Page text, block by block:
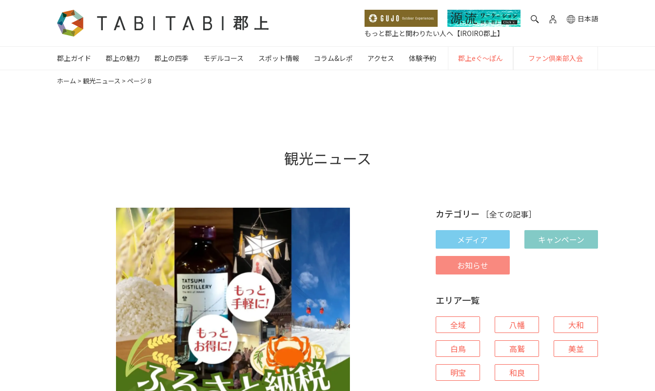
日本語
もっと郡上と関わりたい人へ【IROIRO郡上】
郡上ガイド 郡上の魅力 郡上の四季 モデルコース スポット情報 コラム&レポ アクセス 体験予約 郡上eぐ〜ぽん ファン倶楽部入会
ホーム > 観光ニュース > ページ 8
観光ニュース
カテゴリー ［全ての記事］
メディア キャンペーン
お知らせ
エリア一覧
全域 八幡 大和
白鳥 高鷲 美並
明宝 和良